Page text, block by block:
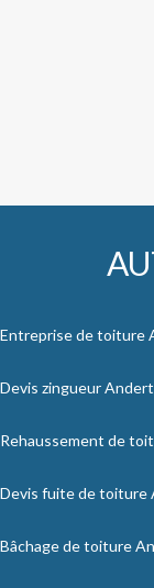
Entreprise de toiture
Devis zingueur
Rehaussement de
Devis fuite de toiture
Bâchage de toiture